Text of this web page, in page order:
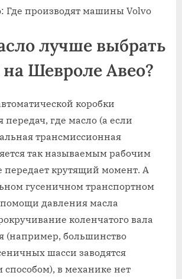
Где производят машины Volvo
лучше выбрать
Шевроле Авео?
коробки
где масло (а если
трансмиссионная
так называемым рабочим
передает крутящий момент. А
гусеничном транспортном
давления масла
коленчатого вала
(например, большинство
шасси заводятся
в механике нет